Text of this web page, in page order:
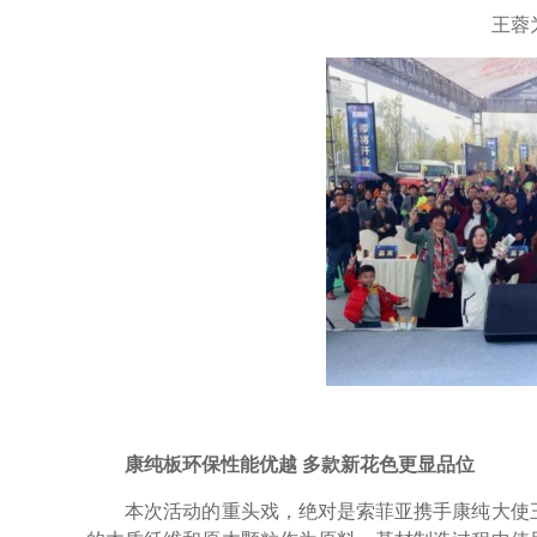
王蓉为
康纯板环保性能优越 多款新花色更显品位
本次活动的重头戏，绝对是索菲亚携手康纯大使